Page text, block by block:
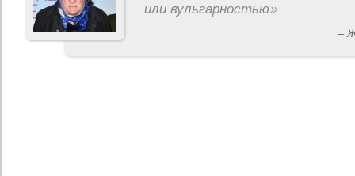
или вульгарностью»
–